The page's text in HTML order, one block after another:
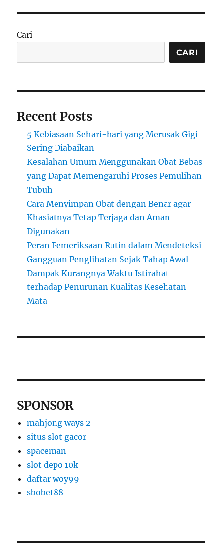
Cari
CARI
Recent Posts
5 Kebiasaan Sehari-hari yang Merusak Gigi
Sering Diabaikan
Kesalahan Umum Menggunakan Obat Bebas
yang Dapat Memengaruhi Proses Pemulihan
Tubuh
Cara Menyimpan Obat dengan Benar agar
Khasiatnya Tetap Terjaga dan Aman
Digunakan
Peran Pemeriksaan Rutin dalam Mendeteksi
Gangguan Penglihatan Sejak Tahap Awal
Dampak Kurangnya Waktu Istirahat
terhadap Penurunan Kualitas Kesehatan
Mata
SPONSOR
mahjong ways 2
situs slot gacor
spaceman
slot depo 10k
daftar woy99
sbobet88